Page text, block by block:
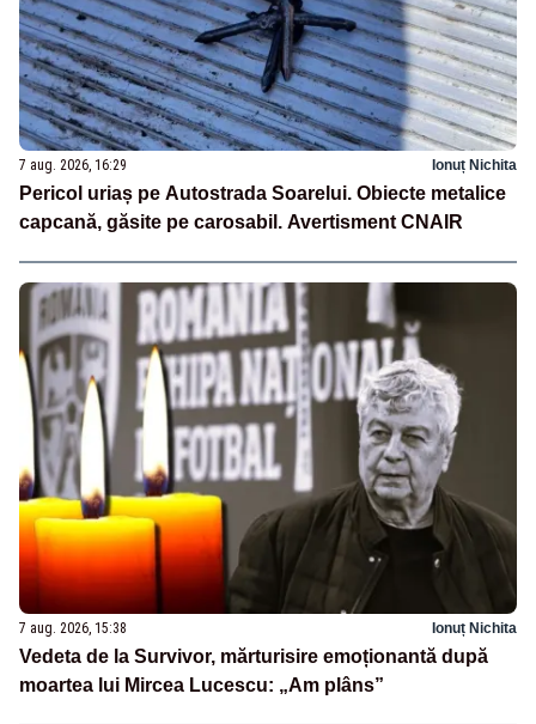
7 aug. 2026, 16:29 Ionuț Nichita
Pericol uriaș pe Autostrada Soarelui. Obiecte metalice
capcană, găsite pe carosabil. Avertisment CNAIR
7 aug. 2026, 15:38 Ionuț Nichita
Vedeta de la Survivor, mărturisire emoționantă după
moartea lui Mircea Lucescu: „Am plâns”